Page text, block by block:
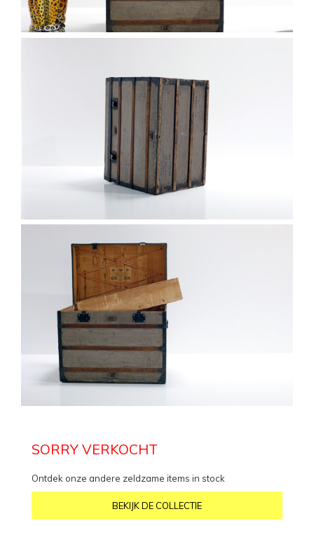
SORRY VERKOCHT
Ontdek onze andere zeldzame items in stock
BEKIJK DE COLLECTIE